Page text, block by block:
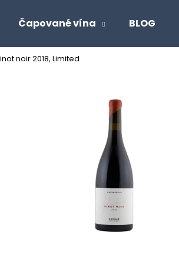
Čapované vína BLOG
noir 2018, Limited
Čo potrebujete nájsť?
Odporúčame